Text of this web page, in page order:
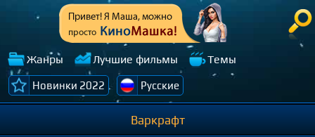
Жанры Лучшие фильмы Темы
Новинки 2022 Русские
Варкрафт